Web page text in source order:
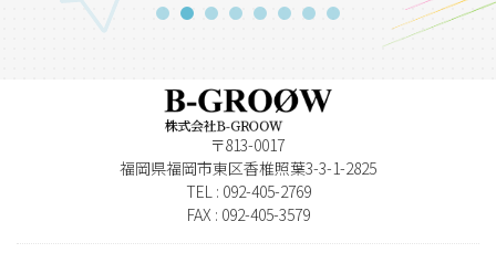
〒813-0017
福岡県福岡市東区香椎照葉3-3-1-2825
TEL : 092-405-2769
FAX : 092-405-3579